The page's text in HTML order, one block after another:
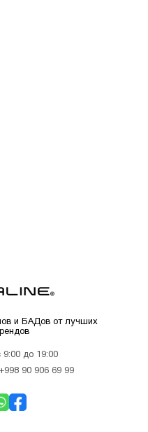
и БАДов от лучших
9:00 до 19:00
+998 90 906 69 99